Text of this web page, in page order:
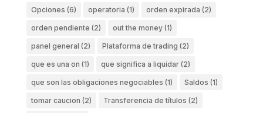
Opciones (6) operatoria (1) orden expirada (2)
orden pendiente (2) out the money(1)
panel general (2) Plataforma de trading (2)
que es una on (1) que significa a liquidar(2)
que son las obligaciones negociables (1) Saldos (1)
tomar caucion (2) Transferencia de títulos (2)